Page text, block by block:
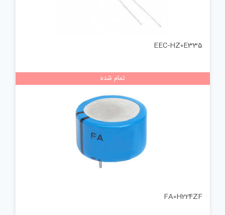
EEC-HZ0E335
تمام شده
FA0H224ZF